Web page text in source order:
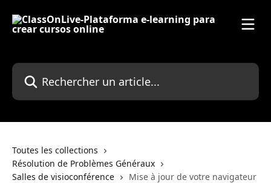
Rechercher un article...
Toutes les collections
Résolution de Problèmes Généraux
Salles de visioconférence
Mise à jour de votre navigateur